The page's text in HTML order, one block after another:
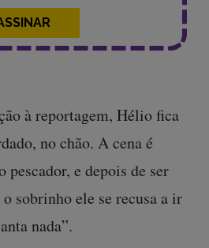
à reportagem, Hélio fica
no chão. A cena é
pescador, e depois de ser
sobrinho ele se recusa a ir
nada”.